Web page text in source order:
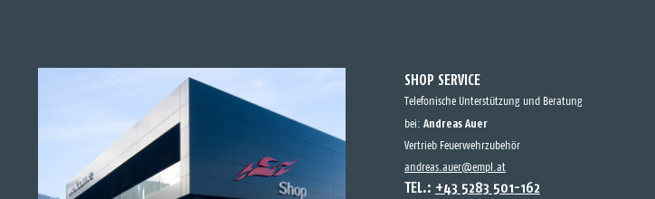
SHOP SERVICE
Telefonische Unterstützung und Beratung
bei: Andreas Auer
Vertrieb Feuerwehrzubehör
andreas.auer@empl.at
TEL.: +43 5283 501-162